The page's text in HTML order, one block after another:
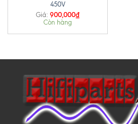
450V
Giá: 900,000₫
Còn hàng